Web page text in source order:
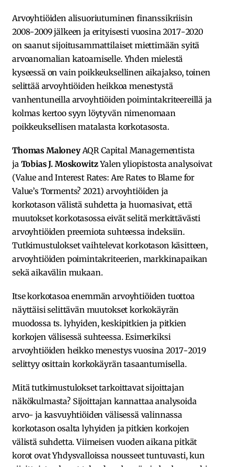
Arvoyhtiöiden alisuoriutuminen finanssikriisin
2008-2009 jälkeen ja erityisesti vuosina 2017-2020
on saanut sijoitusammattilaiset miettimään syitä
arvoanomalian katoamiselle. Yhden mielestä
kyseessä on vain poikkeuksellinen aikajakso, toinen
selittää arvoyhtiöiden heikkoa menestystä
vanhentuneilla arvoyhtiöiden poimintakriteereillä ja
kolmas kertoo syyn löytyvän nimenomaan
poikkeuksellisen matalasta korkotasosta.
Thomas MaloneyAQR Capital Managementista
ja Tobias J. MoskowitzYalen yliopistosta analysoivat
(Value and Interest Rates: Are Rates to Blame for
Value’s Torments? 2021) arvoyhtiöiden ja
korkotason välistä suhdetta ja huomasivat, että
muutokset korkotasossa eivät selitä merkittävästi
arvoyhtiöiden preemiota suhteessa indeksiin.
Tutkimustulokset vaihtelevat korkotason käsitteen,
arvoyhtiöiden poimintakriteerien, markkinapaikan
sekä aikavälin mukaan.
Itse korkotasoa enemmän arvoyhtiöiden tuottoa
näyttäisi selittävän muutokset korkokäyrän
muodossa ts. lyhyiden, keskipitkien ja pitkien
korkojen välisessä suhteessa. Esimerkiksi
arvoyhtiöiden heikko menestys vuosina 2017-2019
selittyy osittain korkokäyrän tasaantumisella.
Mitä tutkimustulokset tarkoittavat sijoittajan
näkökulmasta? Sijoittajan kannattaa analysoida
arvo- ja kasvuyhtiöiden välisessä valinnassa
korkotason osalta lyhyiden ja pitkien korkojen
välistä suhdetta. Viimeisen vuoden aikana pitkät
korot ovat Yhdysvalloissa nousseet tuntuvasti, kun